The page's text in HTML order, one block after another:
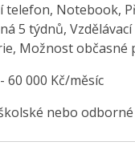
telefon, Notebook,
5 týdnů,
Možnost občasné
60 000 Kč/měsíc
nebo